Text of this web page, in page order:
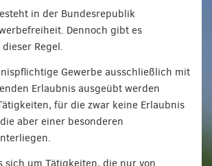
in der Bundesrepublik
Dennoch gibt es
Regel.
Gewerbe ausschließlich mit
Erlaubnis ausgeübt werden
für die zwar keine Erlaubnis
aber einer besonderen
sich um Tätigkeiten, die nur von